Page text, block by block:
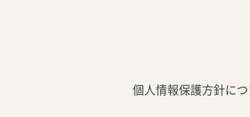
個人情報保護方針に